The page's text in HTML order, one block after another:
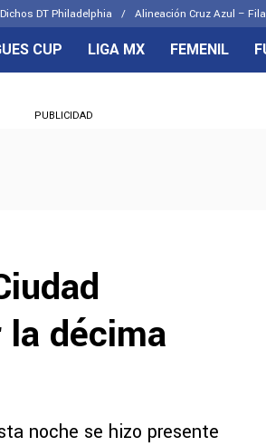
Dichos DT Philadelphia Alineación Cruz Azul –
CUP LIGA MX FEMENIL
PUBLICIDAD
décima
noche se hizo presente